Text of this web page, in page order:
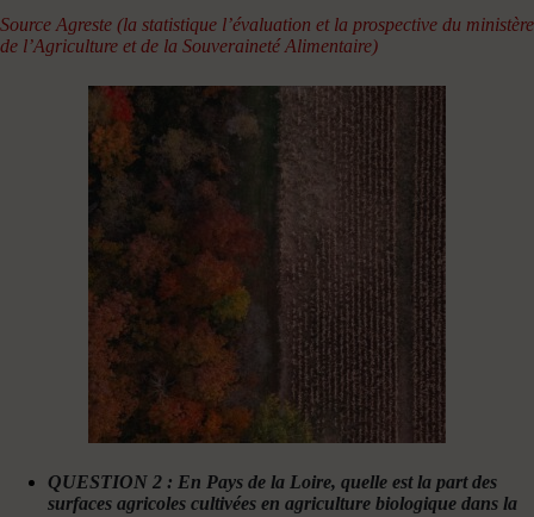
Source Agreste (la statistique l’évaluation et la prospective du ministère
de l’Agriculture et de la Souveraineté Alimentaire)
QUESTION 2 : En Pays de la Loire, quelle est la part des
surfaces agricoles cultivées en agriculture biologique dans la